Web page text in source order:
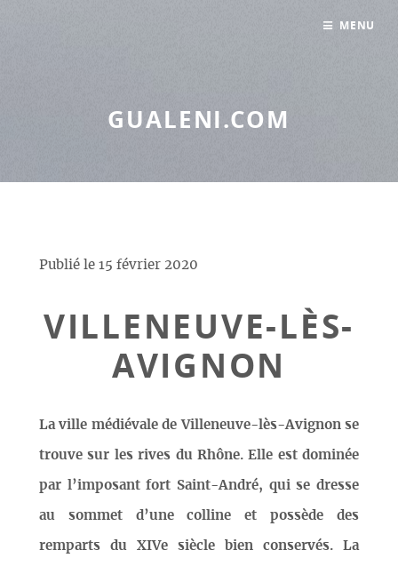
GUALENI.COM
Publié le 15 février 2020
VILLENEUVE-LÈS-
AVIGNON
La ville médiévale de Villeneuve-lès-Avignon se
trouve sur les rives du Rhône. Elle est dominée
par l’imposant fort Saint-André, qui se dresse
au sommet d’une colline et possède des
remparts du XIVe siècle bien conservés. La
MENU